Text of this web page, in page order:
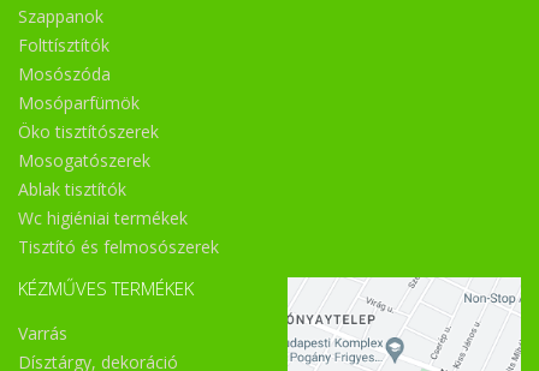
Szappanok
Folttísztítók
Mosószóda
Mosóparfümök
Öko tisztítószerek
Mosogatószerek
Ablak tisztítók
Wc higiéniai termékek
Tisztító és felmosószerek
KÉZMŰVES TERMÉKEK
Varrás
Dísztárgy, dekoráció